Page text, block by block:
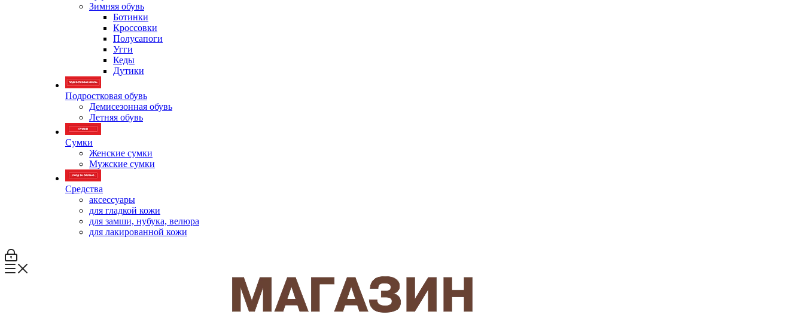
Зимняя обувь
Ботинки
Кроссовки
Полусапоги
Угги
Кеды
Дутики
Подростковая обувь
Демисезонная обувь
Летняя обувь
Сумки
Женские сумки
Мужские сумки
Средства
аксессуары
для гладкой кожи
для замши, нубука, велюра
для лакированной кожи